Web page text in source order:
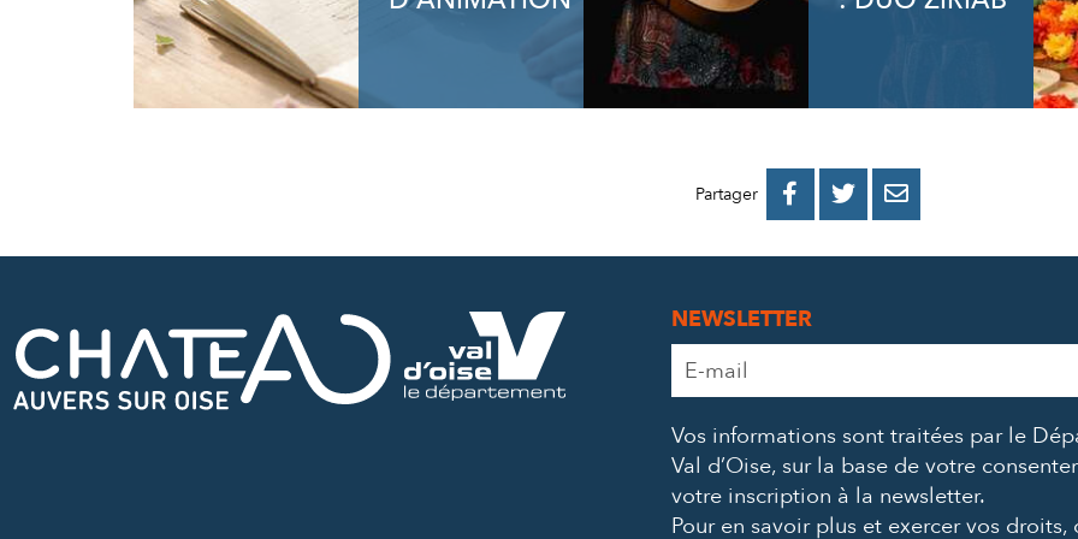
Partager 
PARTAGER
PARTAGER
PARTAGER
NEWSLETTER
Adresse
e-
*
Vos informations sont traitées par le
Val d’Oise, sur la base de votre
votre inscription à la newsletter.
Pour en savoir plus et exercer vos droits,